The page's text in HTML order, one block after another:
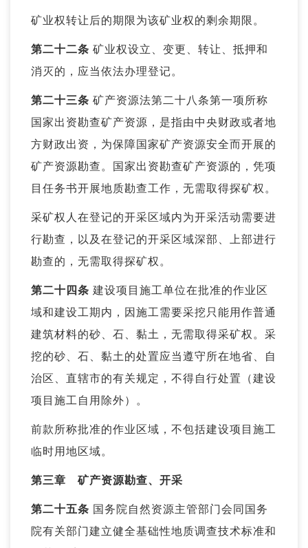
矿业权转让后的期限为该矿业权的剩余期限。
第二十二条 矿业权设立、变更、转让、抵押和
消灭的，应当依法办理登记。
第二十三条 矿产资源法第二十八条第一项所称
国家出资勘查矿产资源，是指由中央财政或者地
方财政出资，为保障国家矿产资源安全而开展的
矿产资源勘查。国家出资勘查矿产资源的，凭项
目任务书开展地质勘查工作，无需取得探矿权。
采矿权人在登记的开采区域内为开采活动需要进
行勘查，以及在登记的开采区域深部、上部进行
勘查的，无需取得探矿权。
第二十四条 建设项目施工单位在批准的作业区
域和建设工期内，因施工需要采挖只能用作普通
建筑材料的砂、石、黏土，无需取得采矿权。采
挖的砂、石、黏土的处置应当遵守所在地省、自
治区、直辖市的有关规定，不得自行处置（建设
项目施工自用除外）。
前款所称批准的作业区域，不包括建设项目施工
临时用地区域。
第三章 矿产资源勘查、开采
第二十五条 国务院自然资源主管部门会同国务
院有关部门建立健全基础性地质调查技术标准和